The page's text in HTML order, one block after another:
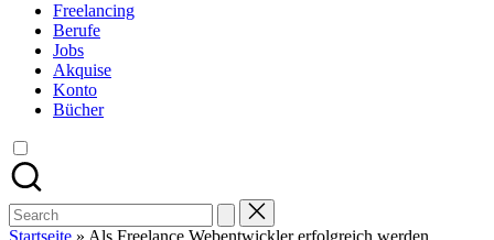
Freelancing
Berufe
Jobs
Akquise
Konto
Bücher
Search
for:
Startseite » Als Freelance Webentwickler erfolgreich werden